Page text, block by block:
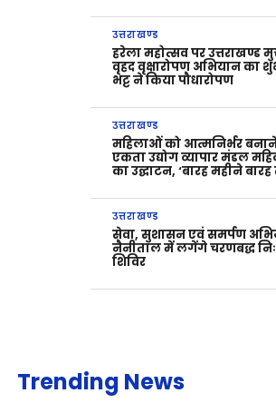
उत्तराखण्ड
हरेला महोत्सव पर उत्तराखण्ड
वृहद वृक्षारोपण अभियान का
भट्ट ने किया पौधारोपण
उत्तराखण्ड
महिलाओं को आत्मनिर्भर
एकता उद्योग व्यापार मंडल
का उद्घाटन, ‘बारह महीने
उत्तराखण्ड
सेवा, सुशासन एवं समर्पण
नैनीताल में लगेंगे चरणबद्ध
शिविर
Trending News